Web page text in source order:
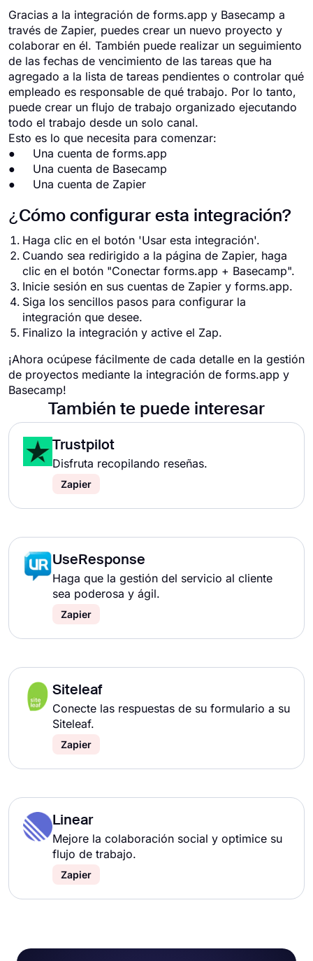
Gracias a la integración de forms.app y Basecamp a
través de Zapier, puedes crear un nuevo proyecto y
colaborar en él. También puede realizar un seguimiento
de las fechas de vencimiento de las tareas que ha
agregado a la lista de tareas pendientes o controlar qué
empleado es responsable de qué trabajo. Por lo tanto,
puede crear un flujo de trabajo organizado ejecutando
todo el trabajo desde un solo canal.
Esto es lo que necesita para comenzar:
● Una cuenta de forms.app
● Una cuenta de Basecamp
● Una cuenta de Zapier
¿Cómo configurar esta integración?
Haga clic en el botón 'Usar esta integración'.
Cuando sea redirigido a la página de Zapier, haga
clic en el botón "Conectar forms.app + Basecamp".
Inicie sesión en sus cuentas de Zapier y forms.app.
Siga los sencillos pasos para configurar la
integración que desee.
Finalizo la integración y active el Zap.
¡Ahora ocúpese fácilmente de cada detalle en la gestión
de proyectos mediante la integración de forms.app y
Basecamp!
También te puede interesar
Trustpilot
Disfruta recopilando reseñas.
Zapier
UseResponse
Haga que la gestión del servicio al cliente
sea poderosa y ágil.
Zapier
Siteleaf
Conecte las respuestas de su formulario a su
Siteleaf.
Zapier
Linear
Mejore la colaboración social y optimice su
flujo de trabajo.
Zapier